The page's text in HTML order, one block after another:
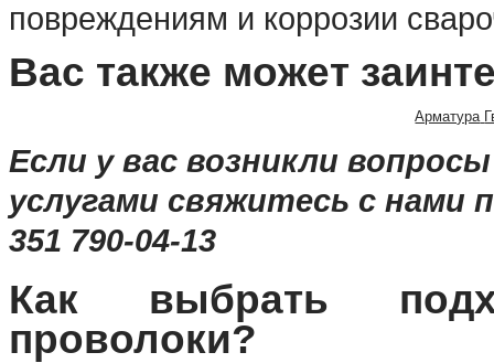
повреждениям и коррозии
Вас также может
Арматура
Если у вас возникли
услугами свяжитесь с нами
351 790-04-13
Как выбрать
проволоки?